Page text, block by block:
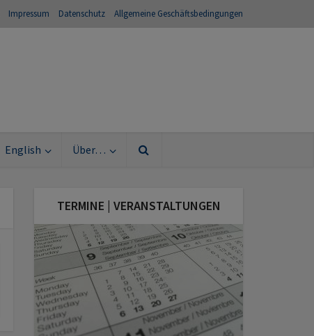
Impressum Datenschutz Allgemeine Geschäftsbedingungen
English Über…
TERMINE | VERANSTALTUNGEN